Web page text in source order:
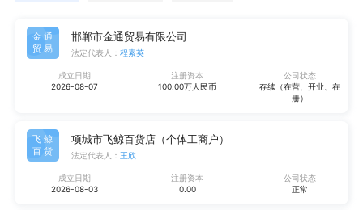
金通
贸易
邯郸市金通贸易有限公司
法定代表人： 程素英
成立日期
2026-08-07
注册资本
100.00万人民币
公司状态
存续（在营、开业、在
册）
飞鲸
百货
项城市飞鲸百货店（个体工商户）
法定代表人： 王欣
成立日期
2026-08-03
注册资本
0.00
公司状态
正常